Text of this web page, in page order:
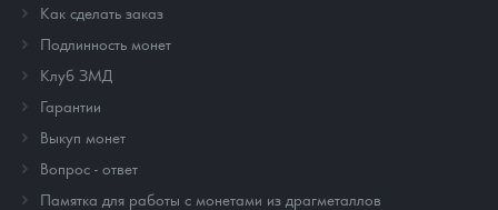
Как сделать заказ
Подлинность монет
Клуб ЗМД
Гарантии
Выкуп монет
Вопрос - ответ
Памятка для работы с монетами из драгметаллов